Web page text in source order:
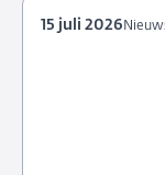
15 juli 2026